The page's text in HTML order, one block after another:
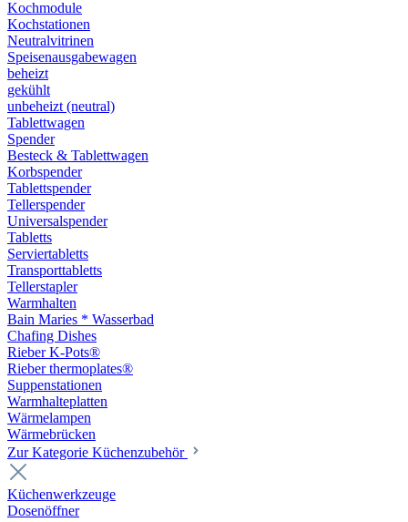
Kochmodule
Kochstationen
Neutralvitrinen
Speisenausgabewagen
beheizt
gekühlt
unbeheizt (neutral)
Tablettwagen
Spender
Besteck & Tablettwagen
Korbspender
Tablettspender
Tellerspender
Universalspender
Tabletts
Serviertabletts
Transporttabletts
Tellerstapler
Warmhalten
Bain Maries * Wasserbad
Chafing Dishes
Rieber K-Pots®
Rieber thermoplates®
Suppenstationen
Warmhalteplatten
Wärmelampen
Wärmebrücken
Zur Kategorie Küchenzubehör
Küchenwerkzeuge
Dosenöffner